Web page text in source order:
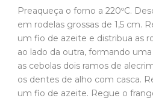
Preaqueça o forno a 220ºC.
em rodelas grossas de 1,5 cm.
um fio de azeite e distribua as
ao lado da outra, formando
as cebolas dois ramos de
os dentes de alho com casca.
um fio de azeite. Regue o